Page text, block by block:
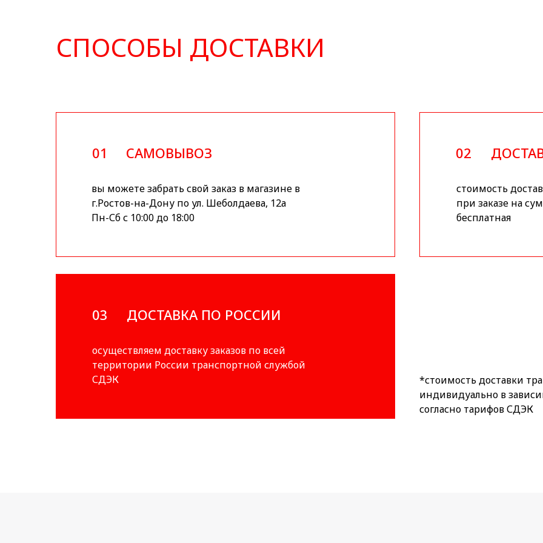
СПОСОБЫ ДОСТАВКИ
САМОВЫВОЗ
01
вы можете забрать свой заказ в магазине в
г.Ростов-на-Дону по ул. Шеболдаева, 12а
Пн-Сб с 10:00 до 18:00
02
стоимость
при заказе на
бесплатная
ДОСТАВКА ПО РОССИИ
03
осуществляем доставку заказов по всей
территории России транспортной службой
СДЭК
*стоимость доставки
индивидуально в
согласно тарифов СДЭК